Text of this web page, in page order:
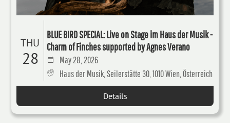
THU
28
BLUE BIRD SPECIAL: Live on Stage im Haus der Musik -
Charm of Finches supported by Agnes Verano
May 28, 2026
Haus der Musik, Seilerstätte 30, 1010 Wien, Österreich
Details